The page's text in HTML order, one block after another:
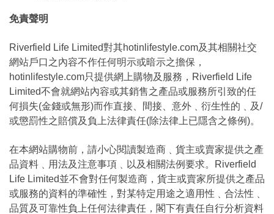
免責聲明
Riverfield Life Limited對其hotinlifestyle.com及其相關社交
網站戶口之內容不作任何明示或暗示之擔保，
hotinlifestyle.com只提供網上購物及服務，Riverfield Life
Limited不會就網站內容或其銷售之產品或服務所引致的任
何損失(金錢或無形)而作直接、間接、意外﹑衍生性的﹑及/
或懲罰性之賠償及負上法律責任(除法律上已隱含之條例)。
在本網站購物前，請小心閱讀製造商﹑貨主或賣家提供之產
品資料﹑用法及注意事項﹑以及相關法例要求。Riverfield
Life Limited並不會對任何製造商，貨主或賣家所提供之產品
或服務的資料的準確性，對某特定用途之適用性﹑合法性﹑
品質及可靠性負上任何法律責任，閣下有責任自行分析資料